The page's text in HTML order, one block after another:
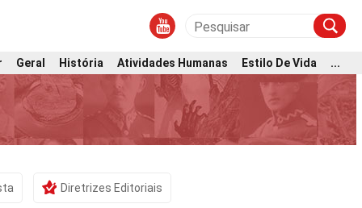
Geral História Atividades Humanas Estilo De Vida ...
Diretrizes Editoriais